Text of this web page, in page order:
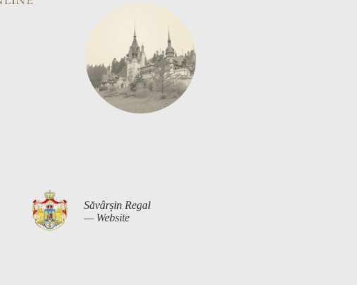
Săvârșin Regal
— Website